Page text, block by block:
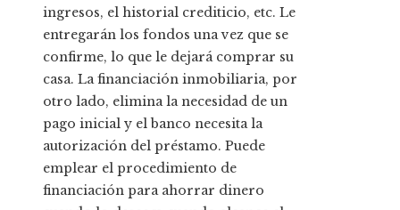
ingresos, el historial crediticio, etc. Le
entregarán los fondos una vez que se
confirme, lo que le dejará comprar su
casa. La financiación inmobiliaria, por
otro lado, elimina la necesidad de un
pago inicial y el banco necesita la
autorización del préstamo. Puede
emplear el procedimiento de
financiación para ahorrar dinero